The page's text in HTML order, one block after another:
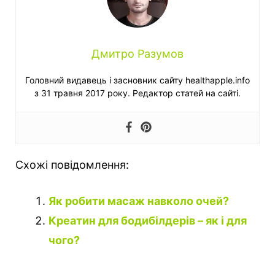
Дмитро Разумов
Головний видавець і засновник сайту healthapple.info
з 31 травня 2017 року. Редактор статей на сайті.
Схожі повідомлення:
Як робити масаж навколо очей?
Креатин для бодибілдерів – як і для
чого?